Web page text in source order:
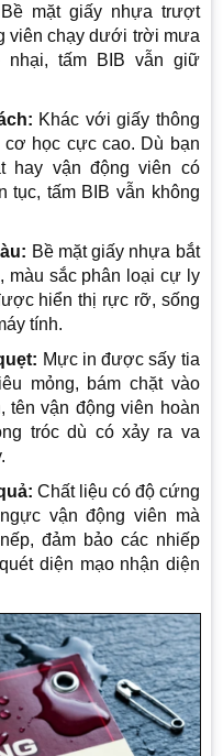
Bề mặt giấy nhựa trượt
viên chạy dưới trời mưa
tấm BIB vẫn giữ
Khác với giấy thông
học cực cao. Dù bạn
hay vận động viên có
tục, tấm BIB vẫn không
Bề mặt giấy nhựa bắt
màu sắc phân loại cự ly
hiển thị rực rỡ, sống
tính.
Mực in được sấy tia
mỏng, bám chặt vào
tên vận động viên hoàn
tróc dù có xảy ra va
Chất liệu có độ cứng
vận động viên mà
đảm bảo các nhiếp
diện mạo nhận diện